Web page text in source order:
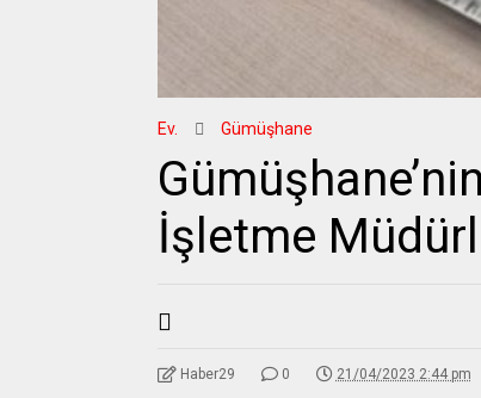
Ev. Gümüşhane
İşletme
Haber29 0 21/04/2023 2:44 pm